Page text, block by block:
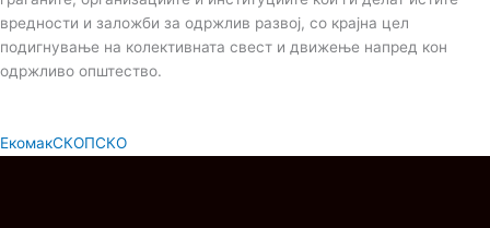
вредности и заложби за одржлив развој, со крајна цел
подигнување на колективната свест и движење напред кон
одржливо општество.
ЕкомакСКОПСКО